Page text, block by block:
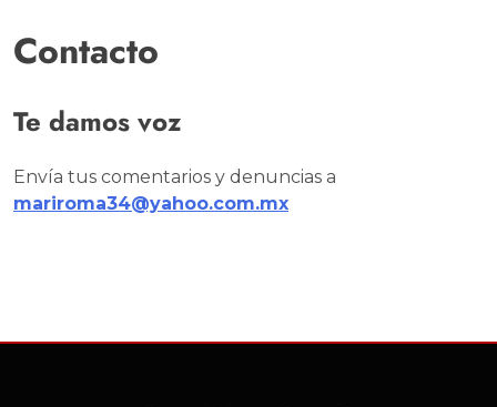
Contacto
Te damos voz
Envía tus comentarios y denuncias a
mariroma34@yahoo.com.mx